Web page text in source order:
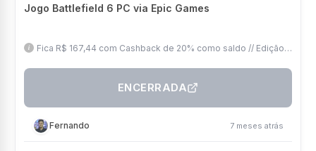
Jogo Battlefield 6 PC via Epic Games
Fica R$ 167,44 com Cashback de 20% como saldo // Edição
ENCERRADA
Fernando 7 meses atrás